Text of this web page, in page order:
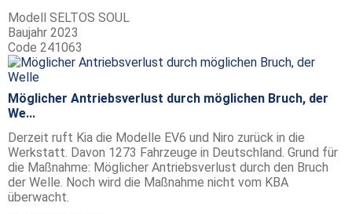
Modell SELTOS SOUL
Baujahr 2023
Code 241063
Möglicher Antriebsverlust durch möglichen Bruch, der
We...
Derzeit ruft Kia die Modelle EV6 und Niro zurück in die
Werkstatt. Davon 1273 Fahrzeuge in Deutschland. Grund für
die Maßnahme: Möglicher Antriebsverlust durch den Bruch
der Welle. Noch wird die Maßnahme nicht vom KBA
überwacht.